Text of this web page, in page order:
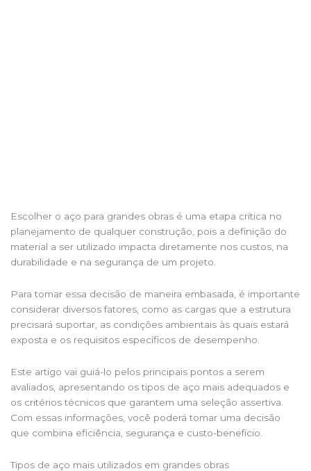
Escolher o aço para grandes obras é uma etapa crítica no
planejamento de qualquer construção, pois a definição do
material a ser utilizado impacta diretamente nos custos, na
durabilidade e na segurança de um projeto.
Para tomar essa decisão de maneira embasada, é importante
considerar diversos fatores, como as cargas que a estrutura
precisará suportar, as condições ambientais às quais estará
exposta e os requisitos específicos de desempenho.
Este artigo vai guiá-lo pelos principais pontos a serem
avaliados, apresentando os tipos de aço mais adequados e
os critérios técnicos que garantem uma seleção assertiva.
Com essas informações, você poderá tomar uma decisão
que combina eficiência, segurança e custo-benefício.
Tipos de aço mais utilizados em grandes obras